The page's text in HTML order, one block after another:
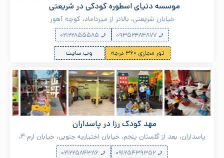
موسسه دنیای اسطوره کودکی در شریعتی
خیابان شریعتی،‌ بالاتر از میرداماد، کوچه آهور
۰۹۳۵۲۴۸۴۸۷۷
تور مجازی ۳۶۰ درجه
وب سایت
مهد کودک رزا در پاسداران
پاسداران، بعد از گلستان پنجم، خیابان اختیاریه جنوبی، خیابان ارم ۴،
خیابان هاتف اصفهانی، خیابان سلیمانیه، پلاک ۱۴
۰۹۱۲۵۴۳۹۳۵۲
۰۲۱۲۲۵۸۴۳۸۶